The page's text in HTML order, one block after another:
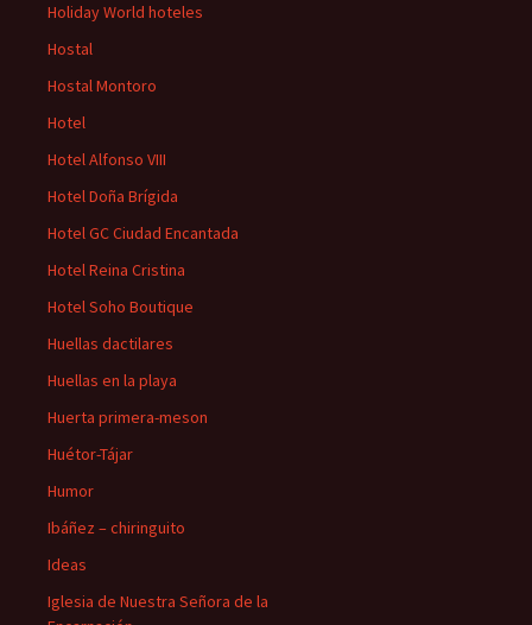
Holiday World hoteles
Hostal
Hostal Montoro
Hotel
Hotel Alfonso VIII
Hotel Doña Brígida
Hotel GC Ciudad Encantada
Hotel Reina Cristina
Hotel Soho Boutique
Huellas dactilares
Huellas en la playa
Huerta primera-meson
Huétor-Tájar
Humor
Ibáñez – chiringuito
Ideas
Iglesia de Nuestra Señora de la